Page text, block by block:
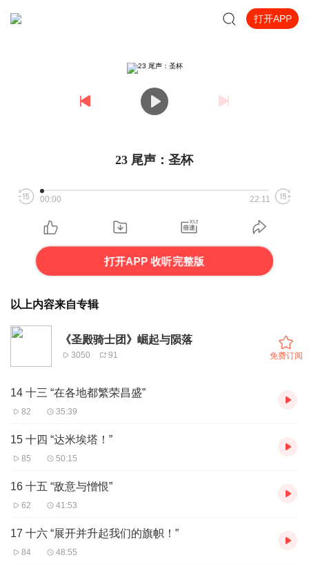
打开APP
23 尾声：圣杯
00:00 22:11
打开APP 收听完整版
以上内容来自专辑
《圣殿骑士团》崛起与陨落
3050 91 免费订阅
14 十三 “在各地都繁荣昌盛”
82 35:39
15 十四 “达米埃塔！”
85 50:15
16 十五 “敌意与憎恨”
62 41:53
17 十六 “展开并升起我们的旗帜！”
84 48:55